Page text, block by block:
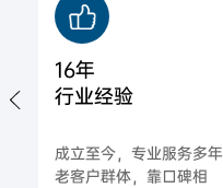
16年
行业经验
成立至今，专业服务多年
老客户群体，靠口碑相